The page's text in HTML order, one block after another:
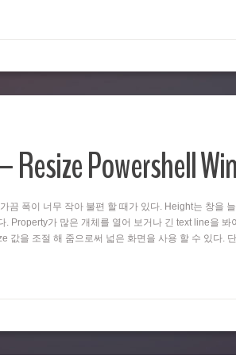
Resize Powershell
끔 폭이 너무 작아 불편 할 때가 있다. Height는 창을
. Property가 많은 개체를 열어 보거나 긴 text line을 봐
값을 조절 해 줌으로써 넓은 화면을 사용 할 수 있다.